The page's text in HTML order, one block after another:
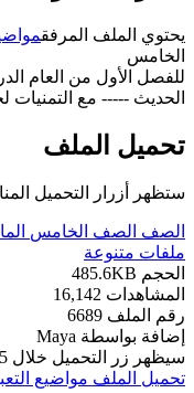
يحتوي الملف المرفق
الخامس
الحديث ----- مع التمنيات
تحميل الملف
ستظهر أزرار التحميل
الصف الصف الخامس
ملفات متنوعة
الحجم 485.6KB
المشاهدات 16,142
رقم الملف 6689
إضافة بواسطة Maya
سيظهر زر التحميل خلال 5
تحميل الملف مواضيع